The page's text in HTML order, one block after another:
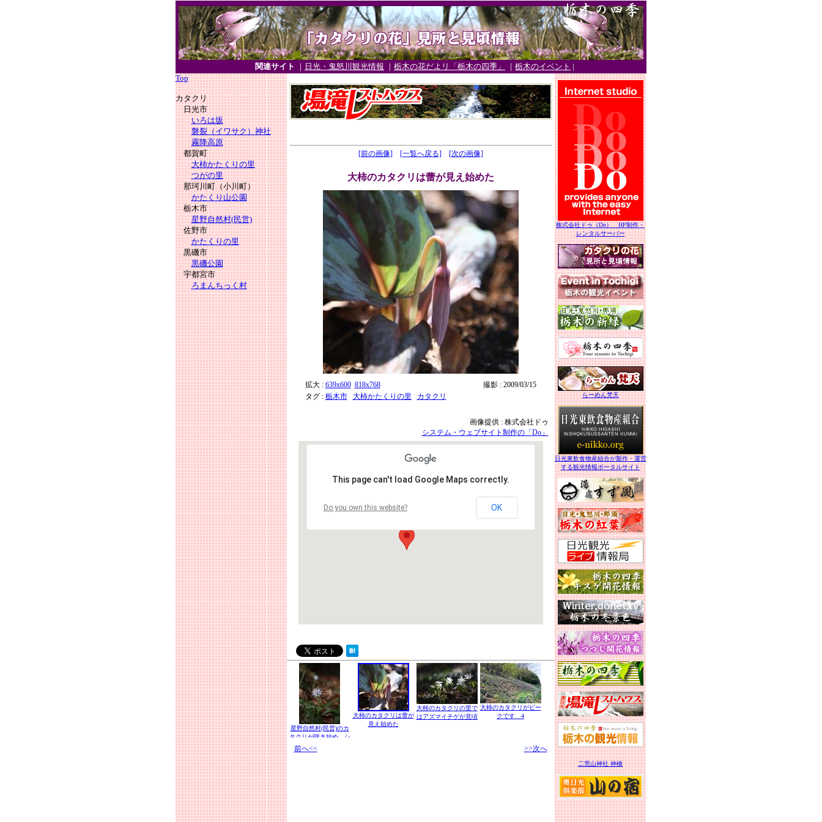
関連サイト ｜ 日光・鬼怒川観光情報 ｜ 栃木の花だよリ「栃木の四季」 ｜ 栃木のイベント |
Top
カタクリ
日光市
いろは坂
磐裂（イワサク）神社
霧降高原
都賀町
大柿かたくりの里
つがの里
那珂川町（小川町）
かたくり山公園
栃木市
星野自然村(民営)
佐野市
かたくりの里
黒磯市
黒磯公園
宇都宮市
ろまんちっく村
[前の画像] [一覧へ戻る] [次の画像]
大柿のカタクリは蕾が見え始めた
拡大 : 639x600 818x768
撮影 : 2009/03/15
タグ : 栃木市 大柿かたくりの里 カタクリ
画像提供 : 株式会社ドゥ
システム・ウェブサイト制作の「Do」
This page can't load Google Maps correctly.
Do you own this website? OK
星野自然村(民営)のカ
タクリが咲き始め、シ
ョウジョウバカマも見
られる
大柿のカタクリは蕾が
見え始めた
大柿のカタクリの里で
はアズマイチゲが見頃
大柿のカタクリがピー
クです 4
前へ<< >>次へ
株式会社ドゥ（Do） HP制作・
レンタルサーバー
らーめん梵天
日光東飲食物産組合が製作・運営
する観光情報ポータルサイト
二荒山神社 神橋